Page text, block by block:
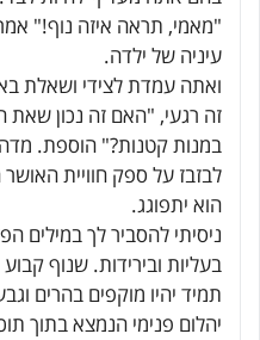
"מאמי, תראה איזה נוף!"
עיניה של ילדה.
ואתה עמדת לצידי ושאלת
זה רגעי, "האם זה נכון שאת
במנות קטנות?" הוספת.
לבזבז על ספק חוויית
הוא יתפוגג.
ניסיתי להסביר לך במילים
בעליות ובירידות. שנוף
תמיד יהיו מוקפים בהרים
יהלום פנימי הנמצא בתוך